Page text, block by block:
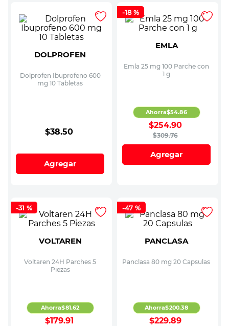
DOLPROFEN
Dolprofen Ibuprofeno 600
mg 10 Tabletas
$38.50
Agregar
-18 %
EMLA
Emla 25 mg 100 Parche con
1 g
$309.76
$254.90
Ahorra$54.86
Agregar
-31 %
VOLTAREN
Voltaren 24H Parches 5
Piezas
$179.91
Ahorra$81.62
-47 %
PANCLASA
Panclasa 80 mg 20 Capsulas
$229.89
Ahorra$200.38